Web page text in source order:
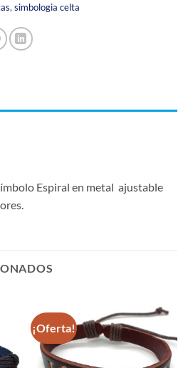
, simbologia celta
Espiral en metal ajustable
¡Oferta!